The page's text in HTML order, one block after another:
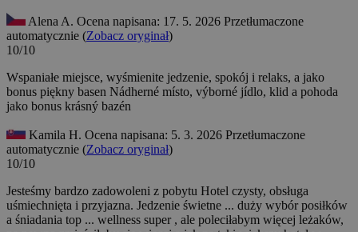
Alena A. Ocena napisana: 17. 5. 2026 Przetłumaczone
automatycznie (Zobacz oryginał)
10/10
Wspaniałe miejsce, wyśmienite jedzenie, spokój i relaks, a jako
bonus piękny basen Nádherné místo, výborné jídlo, klid a pohoda
jako bonus krásný bazén
Kamila H. Ocena napisana: 5. 3. 2026 Przetłumaczone
automatycznie (Zobacz oryginał)
10/10
Jesteśmy bardzo zadowoleni z pobytu Hotel czysty, obsługa
uśmiechnięta i przyjazna. Jedzenie świetne ... duży wybór posiłków
a śniadania top ... wellness super , ale poleciłabym więcej leżaków,